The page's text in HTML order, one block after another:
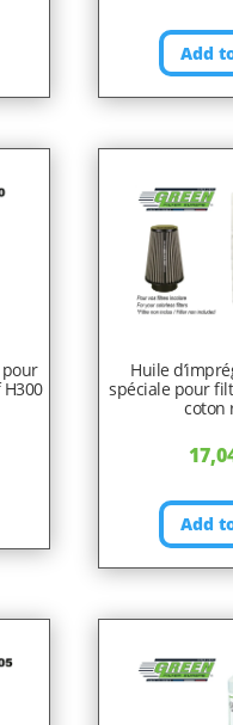
Add
pour
Huile
spéciale pour
coton
Add